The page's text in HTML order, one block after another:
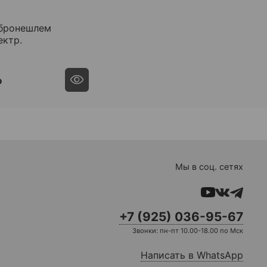
Мы в соц. сетях
+7 (925) 036-95-67
Звонки: пн-пт 10.00-18.00 по Мск
Написать в WhatsApp